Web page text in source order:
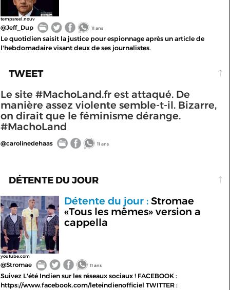
tempsreel.nouv
@Jeff_Dup 11 ans
Le quotidien saisit la justice pour espionnage après un article de
l'hebdomadaire visant deux de ses journalistes.
TWEET
Le site #MachoLand.fr est attaqué. De
manière assez violente semble-t-il. Bizarre,
on dirait que le féminisme dérange.
#MachoLand
@carolinedehaas 11 ans
DÉTENTE DU JOUR
youtube.com
Détente du jour :Stromae
«Tous les mêmes» version a
cappella
@Stromae 11 ans
Suivez L'été Indien sur les réseaux sociaux ! FACEBOOK :
https://www.facebook.com/leteindienofficiel TWITTER :